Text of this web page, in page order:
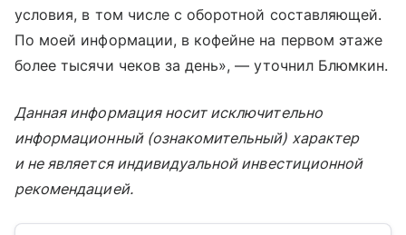
условия, в том числе с оборотной составляющей.
По моей информации, в кофейне на первом этаже
более тысячи чеков за день», — уточнил Блюмкин.
Данная информация носит исключительно
информационный (ознакомительный) характер
и не является индивидуальной инвестиционной
рекомендацией.